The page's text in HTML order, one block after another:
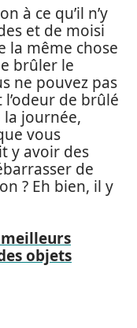
à ce qu’il n’y
et de moisi
la même chose
brûler le
ne pouvez pas
de brûlé
journée,
vous
y avoir des
de
? Eh bien, il y
meilleurs
objets